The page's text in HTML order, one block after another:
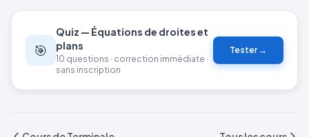
🎯
Quiz — Équations de droites et
plans
10 questions · correction immédiate ·
sans inscription
Tester →